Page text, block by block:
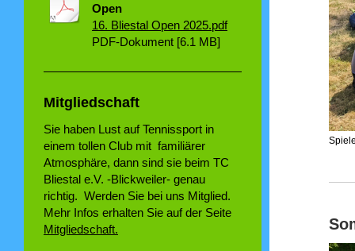
Open
16. Bliestal Open 2025.pdf
PDF-Dokument [6.1 MB]
Mitgliedschaft
Sie haben Lust auf Tennissport in
einem tollen Club mit familiärer
Atmosphäre, dann sind sie beim TC
Bliestal e.V. -Blickweiler- genau
richtig. Werden Sie bei uns Mitglied.
Mehr Infos erhalten Sie auf der Seite
Mitgliedschaft.